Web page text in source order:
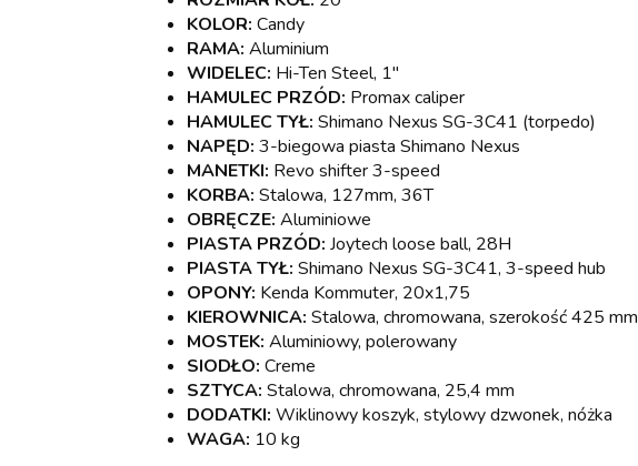
KOLOR: Candy
RAMA: Aluminium
WIDELEC: Hi-Ten Steel, 1"
HAMULEC PRZÓD: Promax caliper
HAMULEC TYŁ: Shimano Nexus SG-3C41 (torpedo)
NAPĘD: 3-biegowa piasta Shimano Nexus
MANETKI: Revo shifter 3-speed
KORBA: Stalowa, 127mm, 36T
OBRĘCZE: Aluminiowe
PIASTA PRZÓD: Joytech loose ball, 28H
PIASTA TYŁ: Shimano Nexus SG-3C41, 3-speed hub
OPONY: Kenda Kommuter, 20x1,75
KIEROWNICA: Stalowa, chromowana, szerokość 425 mm
MOSTEK: Aluminiowy, polerowany
SIODŁO: Creme
SZTYCA: Stalowa, chromowana, 25,4 mm
DODATKI: Wiklinowy koszyk, stylowy dzwonek, nóżka
WAGA: 10 kg